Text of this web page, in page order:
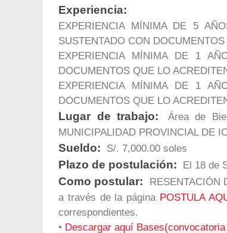
Experiencia:
EXPERIENCIA MÍNIMA DE 5
SUSTENTADO CON
EXPERIENCIA MÍNIMA DE 1
DOCUMENTOS QUE LO
EXPERIENCIA MÍNIMA DE 1
DOCUMENTOS QUE LO
Lugar de trabajo:
Área de
MUNICIPALIDAD PROVINCIAL DE
Sueldo: S/. 7,000.00 soles
Plazo de postulación: El 18 de
Como postular:
RESENTACIÓN
a través de la página POSTULA
correspondientes.
• Descargar aquí